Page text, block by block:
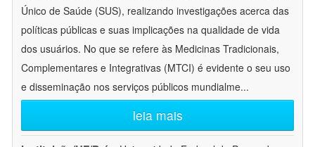
Único de Saúde (SUS), realizando investigações acerca das
políticas públicas e suas implicações na qualidade de vida
dos usuários. No que se refere às Medicinas Tradicionais,
Complementares e Integrativas (MTCI) é evidente o seu uso
e disseminação nos serviços públicos mundialme...
leia mais